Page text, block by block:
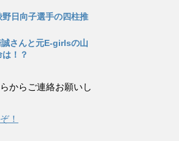
日向子選手の四柱推
さんと元E-girlsの山
！？
からご連絡お願いし
！